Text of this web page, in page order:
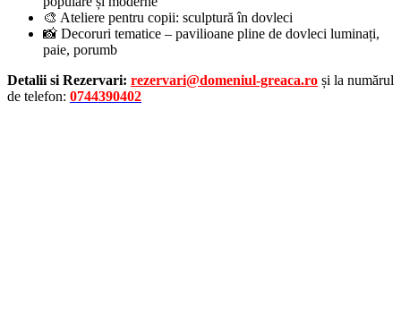
🎨 Ateliere pentru copii: sculptură în dovleci
📸 Decoruri tematice – pavilioane pline de dovleci luminați,
paie, porumb
Detalii si Rezervari: rezervari@domeniul-greaca.ro și la numărul
de telefon: 0744390402